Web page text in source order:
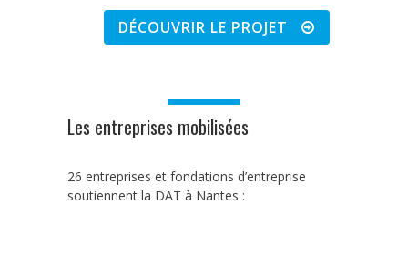
DÉCOUVRIR LE PROJET
Les entreprises mobilisées
26 entreprises et fondations d’entreprise
soutiennent la DAT à Nantes :